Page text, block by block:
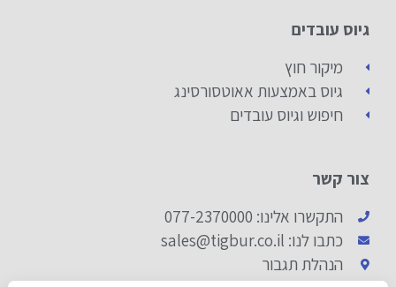
גיוס עובדים
מיקור חוץ
גיוס באמצעות אאוטסורסינג
חיפוש וגיוס עובדים
צור קשר
התקשרו אלינו: 077-2370000
כתבו לנו: sales@tigbur.co.il
הנהלת תגבור